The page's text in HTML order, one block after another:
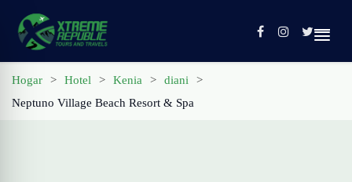
Hogar > Hotel > Kenia > diani
>
Neptuno Village Beach Resort & Spa